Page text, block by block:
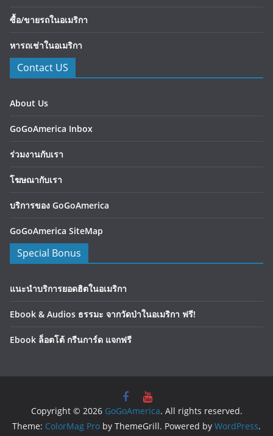
ซื้อ/ขายรถในอเมริกา
หารถเช่าในอเมริกา
Contact US
About Us
GoGoAmerica Inbox
ร่วมงานกับเรา
โฆษณากับเรา
บริการของ GoGoAmerica
GoGoAmerica SiteMap
Special Bonus
แนะนำบริการยอดฮิตในอเมริกา
Ebook & Audios ธรรมะ จากวัดป่าในอเมริกา ฟรี!
Ebook ล็อตโต้ กรีนการ์ด แจกฟรี
Copyright © 2026 GoGoAmerica. All rights reserved.
Theme: ColorMag Pro by ThemeGrill. Powered by WordPress.